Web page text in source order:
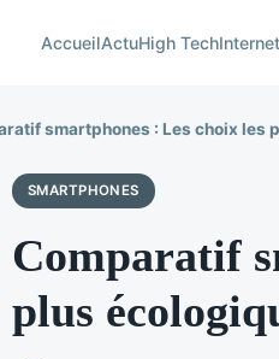
AccueilActuHigh Tech
smartphones : Les choix les
SMARTPHONES
Comparatif
plus